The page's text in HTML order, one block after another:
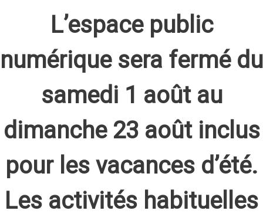
L’espace public
numérique sera fermé du
samedi 1 août au
dimanche 23 août inclus
pour les vacances d’été.
Les activités habituelles